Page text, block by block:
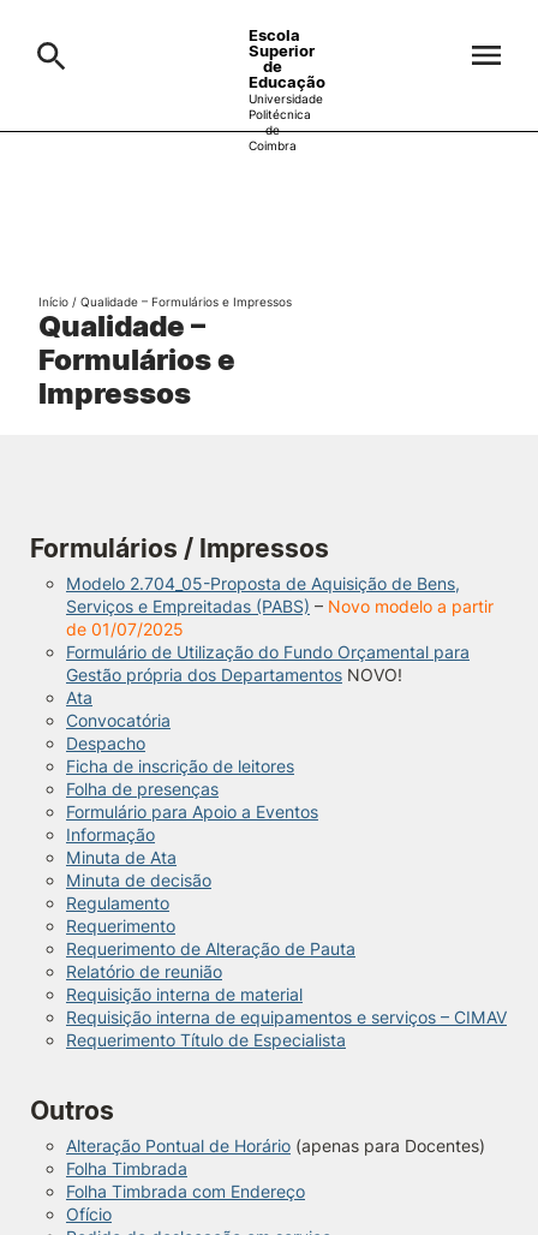
Candidatos
Docentes
Knowledge Factory
Candidaturas
Elogio / Sugestão / Reclamação Contactos
©2026 Instituto Politécnico de Coimbra. Todos os direitos reservados.
Escola
Superior
de
Educação
Universidade
Politécnica
de
Coimbra
Qualidade –
Formulários e
Impressos
Início / Qualidade – Formulários e Impressos
Formulários / Impressos
Modelo 2.704_05-Proposta de Aquisição de Bens,
Serviços e Empreitadas (PABS) – Novo modelo a partir
de 01/07/2025
Formulário de Utilização do Fundo Orçamental para
Gestão própria dos Departamentos NOVO!
Ata
Convocatória
Despacho
Ficha de inscrição de leitores
Folha de presenças
Formulário para Apoio a Eventos
Informação
Minuta de Ata
Minuta de decisão
Regulamento
Requerimento
Requerimento de Alteração de Pauta
Relatório de reunião
Requisição interna de material
Requisição interna de equipamentos e serviços – CIMAV
Requerimento Título de Especialista
Outros
Alteração Pontual de Horário (apenas para Docentes)
Folha Timbrada
Folha Timbrada com Endereço
Ofício